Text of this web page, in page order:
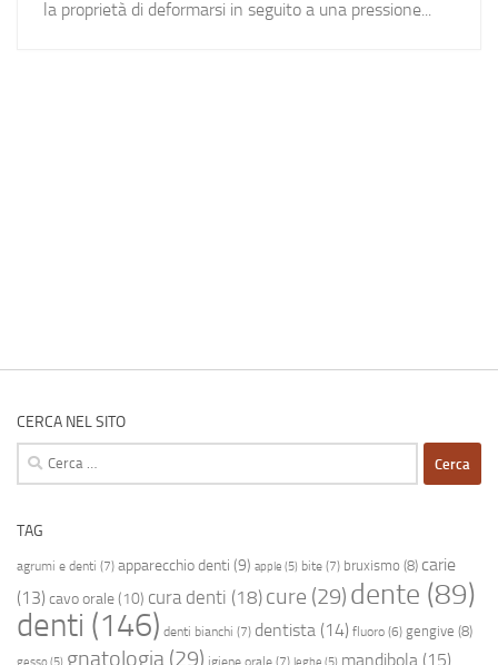
la proprietà di deformarsi in seguito a una pressione...
CERCA NEL SITO
Ricerca
per:
TAG
agrumi e denti (7) apparecchio denti (9) apple (5) bite (7) bruxismo (8) carie
(13) cavo orale(10) cura denti (18) cure (29) dente (89)
denti (146) denti bianchi (7) dentista (14) fluoro (6) gengive (8)
gnatologia (29) igiene orale (7) mandibola (15)